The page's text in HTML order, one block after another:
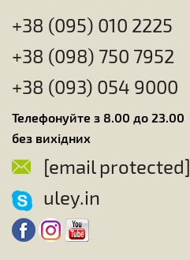
+38 (095) 010 2225
+38 (098) 750 7952
+38 (093) 054 9000
Телефонуйте з 8.00 до 23.00
без вихідних
[email protected]
uley.in